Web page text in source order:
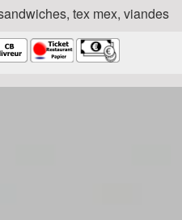
tex mex, viandes